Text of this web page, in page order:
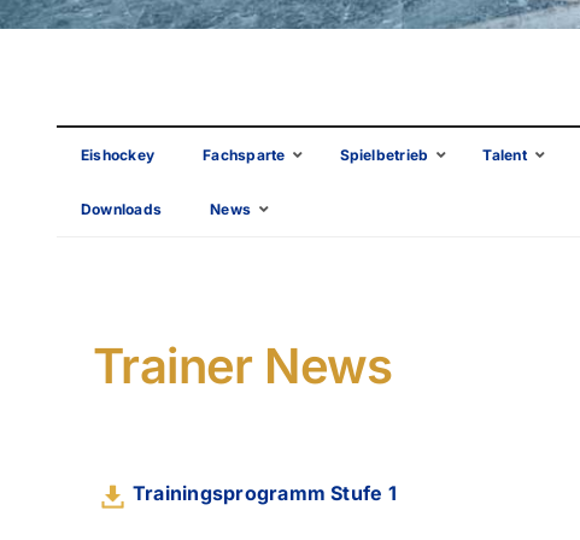
Eishockey Fachsparte Spielbetrieb Talent
Downloads News
Trainer News
Trainingsprogramm Stufe 1